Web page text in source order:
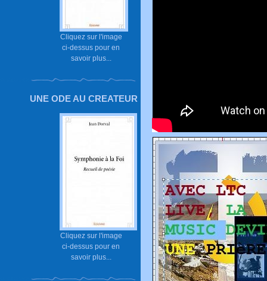
Cliquez sur l'image
ci-dessus pour en
savoir plus...
UNE ODE AU CREATEUR
Cliquez sur l'image
ci-dessus pour en
savoir plus...